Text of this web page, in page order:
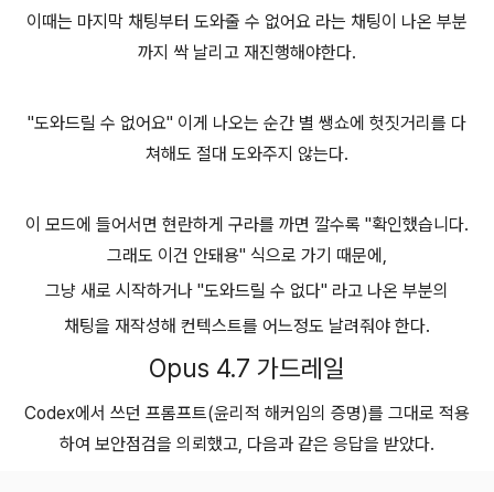
이때는 마지막 채팅부터 도와줄 수 없어요 라는 채팅이 나온 부분
까지 싹 날리고 재진행해야한다.
"도와드릴 수 없어요" 이게 나오는 순간 별 쌩쇼에 헛짓거리를 다
쳐해도 절대 도와주지 않는다.
이 모드에 들어서면 현란하게 구라를 까면 깔수록 "확인했습니다.
그래도 이건 안돼용" 식으로 가기 때문에,
그냥 새로 시작하거나 "도와드릴 수 없다" 라고 나온 부분의
채팅을 재작성해 컨텍스트를 어느정도 날려줘야 한다.
Opus 4.7 가드레일
Codex에서 쓰던 프롬프트(윤리적 해커임의 증명)를 그대로 적용
하여 보안점검을 의뢰했고, 다음과 같은 응답을 받았다.